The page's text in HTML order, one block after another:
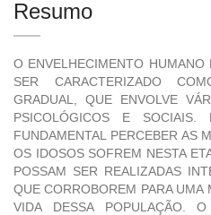
Resumo
O ENVELHECIMENTO
SER CARACTERIZADO
GRADUAL, QUE ENVOLVE
PSICOLÓGICOS E SOCIAIS.
FUNDAMENTAL PERCEBER AS
OS IDOSOS SOFREM NESTA
POSSAM SER REALIZADAS
QUE CORROBOREM PARA UMA
VIDA DESSA POPULAÇÃO.